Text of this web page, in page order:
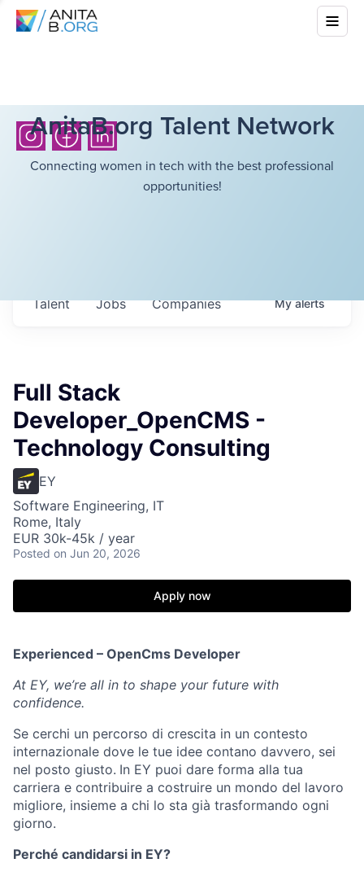
AnitaB.org Talent Network
Connecting women in tech with the best professional
opportunities!
Jobs Companies
Talent Myalerts
Full Stack
Developer_OpenCMS -
Technology Consulting
EY
Software Engineering, IT
Rome, Italy
EUR 30k-45k / year
Posted on Jun 20, 2026
Apply now
Experienced – OpenCms Developer
At EY, we’re all in to shape your future with
confidence.
Se cerchi un percorso di crescita in un contesto
internazionale dove le tue idee contano davvero, sei
nel posto giusto. In EY puoi dare forma alla tua
carriera e contribuire a costruire un mondo del lavoro
migliore, insieme a chi lo sta già trasformando ogni
giorno.
Perché candidarsi in EY?